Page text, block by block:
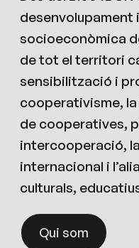
socioeconòmica
de tot el territori
sensibilització i
cooperativisme,
de cooperatives,
intercooperació,
internacional i
culturals,
Qui som